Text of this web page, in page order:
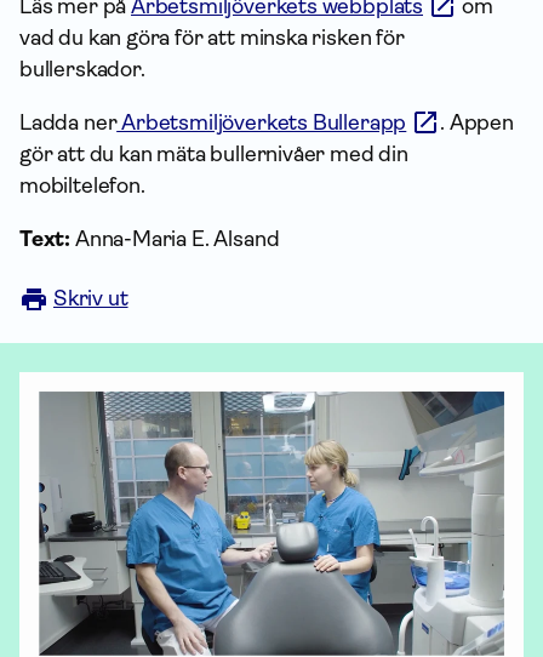
Läs mer påArbetsmiljöverkets webbplats
om
vad du kan göra för att minska risken för
bullerskador.
Ladda nerArbetsmiljöverkets Bullerapp
. Appen
gör att du kan mäta bullernivåer med din
mobiltelefon.
Text: Anna-Maria E. Alsand
Skriv ut